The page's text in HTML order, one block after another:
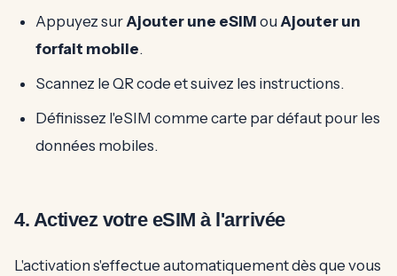
Appuyez surAjouter une eSIM ou Ajouter un
forfait mobile.
Scannez le QR code et suivez les instructions.
Définissez l'eSIM comme carte par défaut pour les
données mobiles.
4. Activez votre eSIM à l'arrivée
L'activation s'effectue automatiquement dès que vous